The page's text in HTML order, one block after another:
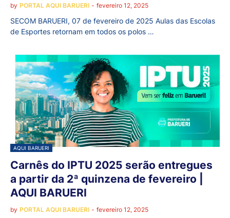
by PORTAL AQUI BARUERI - fevereiro 12, 2025
SECOM BARUERI, 07 de fevereiro de 2025 Aulas das Escolas
de Esportes retornam em todos os polos …
AQUI BARUERI
Carnês do IPTU 2025 serão entregues
a partir da 2ª quinzena de fevereiro |
AQUI BARUERI
by PORTAL AQUI BARUERI - fevereiro 12, 2025